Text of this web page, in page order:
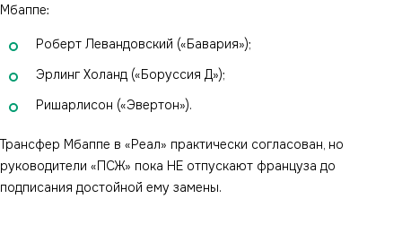
Мбаппе:
Роберт Левандовский («Бавария»);
Эрлинг Холанд («Боруссия Д»);
Ришарлисон («Эвертон»).
Трансфер Мбаппе в «Реал» практически согласован, но
руководители «ПСЖ» пока НЕ отпускают француза до
подписания достойной ему замены.